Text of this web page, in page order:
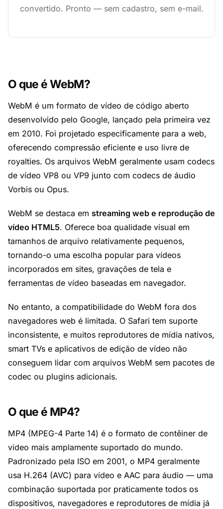
convertido. Pronto — sem cadastro, sem e-mail.
O que é WebM?
WebM é um formato de vídeo de código aberto
desenvolvido pelo Google, lançado pela primeira vez
em 2010. Foi projetado especificamente para a web,
oferecendo compressão eficiente e uso livre de
royalties. Os arquivos WebM geralmente usam codecs
de vídeo VP8 ou VP9 junto com codecs de áudio
Vorbis ou Opus.
WebM se destaca em streaming web e reprodução de
vídeo HTML5. Oferece boa qualidade visual em
tamanhos de arquivo relativamente pequenos,
tornando-o uma escolha popular para vídeos
incorporados em sites, gravações de tela e
ferramentas de vídeo baseadas em navegador.
No entanto, a compatibilidade do WebM fora dos
navegadores web é limitada. O Safari tem suporte
inconsistente, e muitos reprodutores de mídia nativos,
smart TVs e aplicativos de edição de vídeo não
conseguem lidar com arquivos WebM sem pacotes de
codec ou plugins adicionais.
O que é MP4?
MP4 (MPEG-4 Parte 14) é o formato de contêiner de
vídeo mais amplamente suportado do mundo.
Padronizado pela ISO em 2001, o MP4 geralmente
usa H.264 (AVC) para vídeo e AAC para áudio — uma
combinação suportada por praticamente todos os
dispositivos, navegadores e reprodutores de mídia já